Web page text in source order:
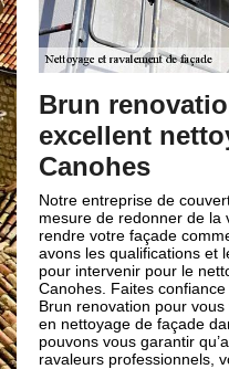
pour
nettoyage de
de couverture Brun
redonner de la valeur à votre
façade comme neuf et très
et les
pour le nettoyage de
confiance à notre
pour vous fournir les
de façade dans le 66 et ses
garantir qu’après
votre habitation